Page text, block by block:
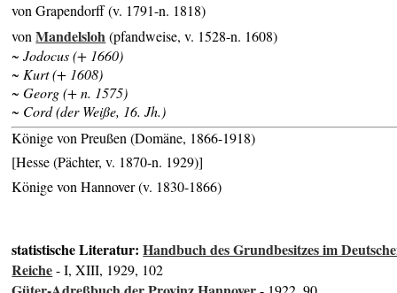
von Grapendorff (v. 1791-n. 1818)
vonMandelsloh(pfandweise, v. 1528-n. 1608)
~ Jodocus (+ 1660)
~ Kurt (+ 1608)
~ Georg (+ n. 1575)
~ Cord (der Weiße, 16. Jh.)
Könige von Preußen (Domäne, 1866-1918)
[Hesse (Pächter, v. 1870-n. 1929)]
Könige von Hannover (v. 1830-1866)
statistische Literatur:Handbuch des Grundbesitzes im
Reiche- I, XIII, 1929, 102